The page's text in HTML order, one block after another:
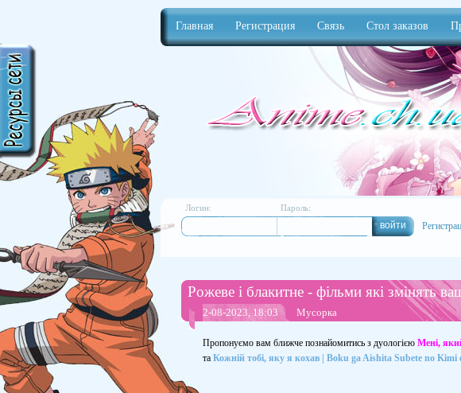
Главная Регистрация Связь Стол заказов
Логин: Пароль:
Рожеве і блакитне - фільми які змінять
2-08-2023, 18:03 Мусорка
Пропонуємо вам ближче познайомитись з дуологією Мені,
та Кожній тобі, яку я кохав | Boku ga Aishita Subete no Kimi